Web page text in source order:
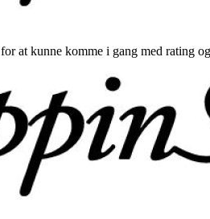
at kunne komme i gang med rating